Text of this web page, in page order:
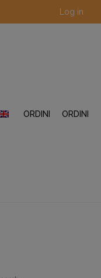
Log in
ORDINI ORDINI